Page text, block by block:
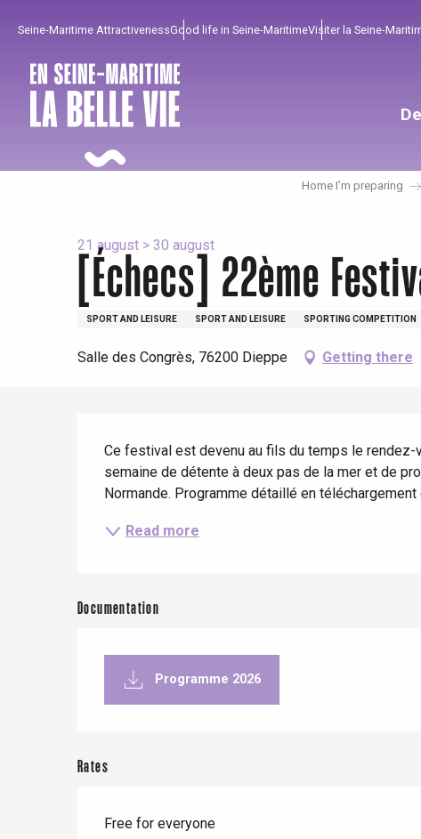
principal
Seine-Maritime AttractivenessGood life in Seine-MaritimeVisiter la Seine-
To enjoy
All agenda
With children
Between friends
Must-sees
Trendy places
view
From our region !
Seaside breaks
Home I’m preparing
21 august > 30 august
[Échecs] 22ème
SPORT AND LEISURE SPORT AND LEISURE SPORTING COMPETITION
Salle des Congrès, 76200 Dieppe Getting there
Description
Ce festival est devenu au fils du temps le rendez-
semaine de détente à deux pas de la mer et de
Normande. Programme détaillé en
Read more
Documentation
Programme 2026
Rates
Free for everyone